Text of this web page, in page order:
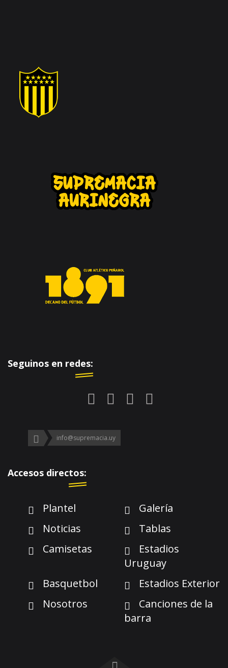
Seguinos en redes:
info@supremacia.uy
Accesos directos:
Plantel
Galería
Noticias
Tablas
Camisetas
Estadios
Uruguay
Basquetbol
Estadios Exterior
Nosotros
Canciones de la
barra